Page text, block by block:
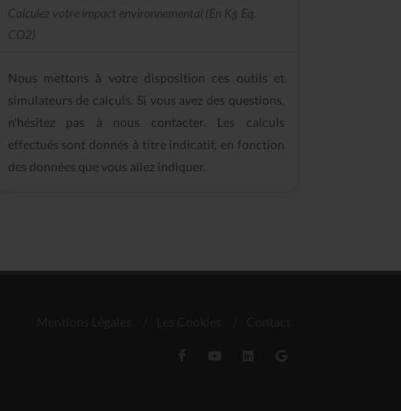
Calculez votre impact environnemental (En Kg Eq.
CO2)
Nous mettons à votre disposition ces outils et
simulateurs de calculs. Si vous avez des questions,
n'hésitez pas à nous contacter. Les calculs
effectués sont donnés à titre indicatif, en fonction
des données que vous allez indiquer.